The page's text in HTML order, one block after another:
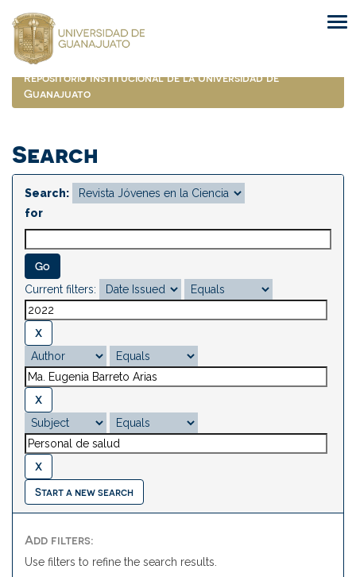
navigation
Repositorio Institucional de la Universidad de
Guanajuato
Search
Search:
for
Current filters:
Start a new search
Add filters:
Use filters to refine the search results.